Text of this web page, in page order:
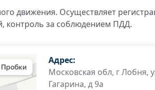
движения. Осуществляет
контроль за соблюдением ПДД.
Адрес:
Московская обл, г Лобня,
Гагарина, д 9а